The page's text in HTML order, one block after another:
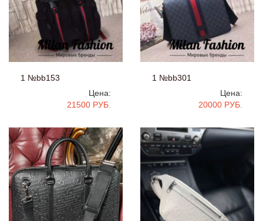
1 №bb153
Цена:
21500 РУБ.
1 №bb301
Цена:
20000 РУБ.